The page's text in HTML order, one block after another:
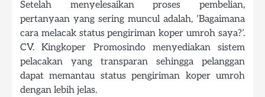
Setelah menyelesaikan proses pembelian,
pertanyaan yang sering muncul adalah, ‘Bagaimana
cara melacak status pengiriman koper umroh saya?’.
CV. Kingkoper Promosindo menyediakan sistem
pelacakan yang transparan sehingga pelanggan
dapat memantau status pengiriman koper umroh
dengan lebih jelas.